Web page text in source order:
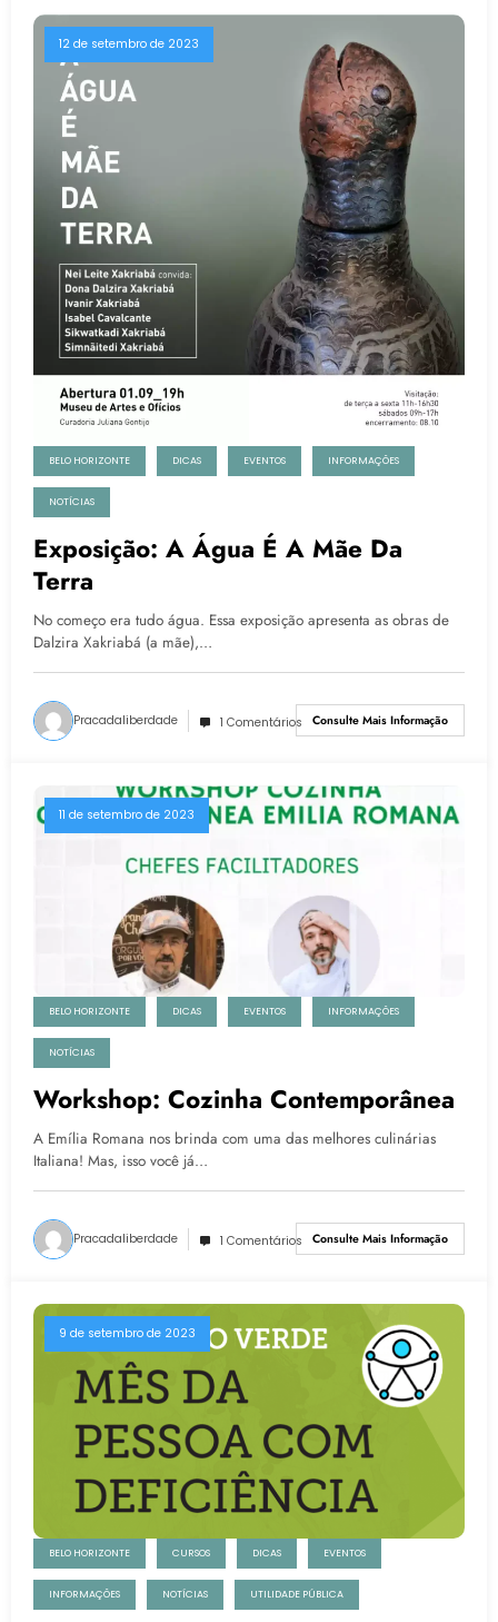
12 de setembro de 2023
BELO HORIZONTE DICAS EVENTOS INFORMAÇÕES
NOTÍCIAS
Exposição: A Água É A Mãe Da
Terra
No começo era tudo água. Essa exposição apresenta as obras de
Dalzira Xakriabá (a mãe),…
Pracadaliberdade 1 Comentários Consulte Mais Informação
11 de setembro de 2023
BELO HORIZONTE DICAS EVENTOS INFORMAÇÕES
NOTÍCIAS
Workshop: Cozinha Contemporânea
A Emília Romana nos brinda com uma das melhores culinárias
Italiana! Mas, isso você já…
Pracadaliberdade 1 Comentários Consulte Mais Informação
9 de setembro de 2023
BELO HORIZONTE CURSOS DICAS EVENTOS
INFORMAÇÕES NOTÍCIAS UTILIDADE PÚBLICA